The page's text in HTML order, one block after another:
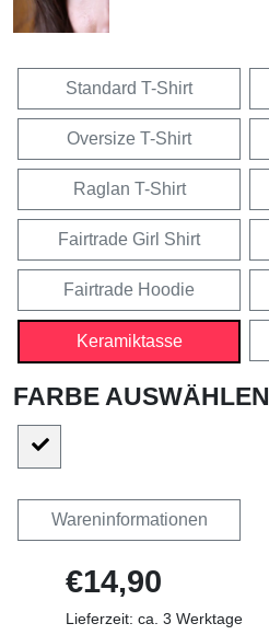
Standard T-Shirt
Oversize T-Shirt
Raglan T-Shirt
Fairtrade Girl Shirt
Fairtrade Hoodie
Keramiktasse
FARBE AUSWÄHLEN
Wareninformationen
€14,90
Lieferzeit: ca. 3 Werktage